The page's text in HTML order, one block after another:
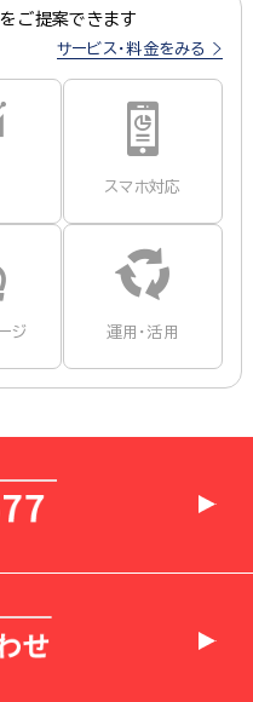
ご提案できます
サービス・料金をみる
スマホ対応
ジ 運用・活用